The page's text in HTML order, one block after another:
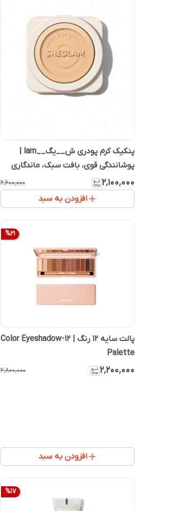
پوشانندگی قوی، بافت سبک، ماندگاری
بالا
۲٬۱۰۰٬۰۰۰ ۲٬۶۰۰٬۰۰۰
افزودن به سبد
%21
پالت سایه ۱۲ رنگ | 12-Color Eyeshadow
Palette
۲٬۲۰۰٬۰۰۰ ۲٬۸۰۰٬۰۰۰
افزودن به سبد
%17